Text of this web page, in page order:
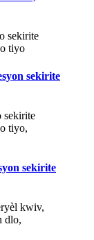
sekirite
sekirite